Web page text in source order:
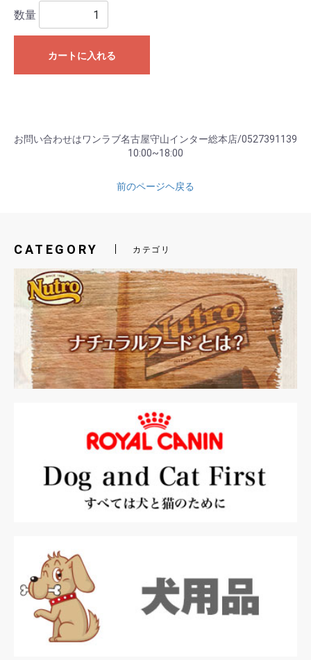
数量
カートに入れる
お問い合わせはワンラブ名古屋守山インター総本店/0527391139
10:00~18:00
前のページヘ戻る
CATEGORY カテゴリ